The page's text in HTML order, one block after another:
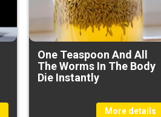
One Teaspoon And All
The Worms In The Body
Die Instantly
More details